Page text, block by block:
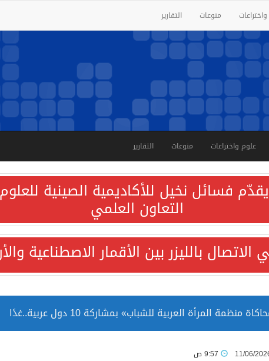
منوعات التقارير
علوم واختراعات منوعات التقارير
فسائل نخيل للأكاديمية الصينية للعلوم
التعاون العلمي
بالليزر بين الأقمار الاصطناعية
المرأة العربية للشباب» بمشاركة 10 دول عربية..غدًا
بصورة أكثر إيجابية من الولايات المتحدة11/06/